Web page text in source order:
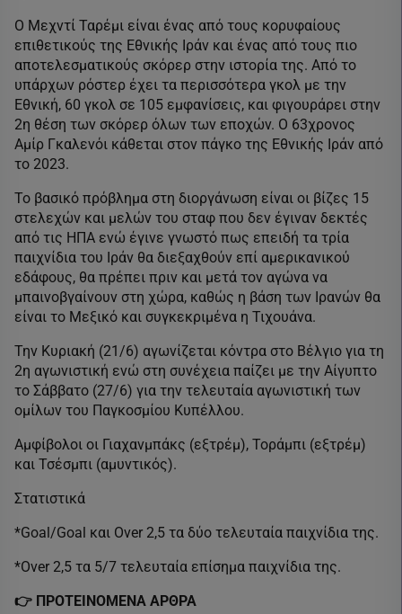
Ο Μεχντί Ταρέμι είναι ένας από τους κορυφαίους
επιθετικούς της Εθνικής Ιράν και ένας από τους πιο
αποτελεσματικούς σκόρερ στην ιστορία της. Από το
υπάρχων ρόστερ έχει τα περισσότερα γκολ με την
Εθνική, 60 γκολ σε 105 εμφανίσεις, και φιγουράρει στην
2η θέση των σκόρερ όλων των εποχών. Ο 63χρονος
Αμίρ Γκαλενόι κάθεται στον πάγκο της Εθνικής Ιράν από
το 2023.
Το βασικό πρόβλημα στη διοργάνωση είναι οι βίζες 15
στελεχών και μελών του σταφ που δεν έγιναν δεκτές
από τις ΗΠΑ ενώ έγινε γνωστό πως επειδή τα τρία
παιχνίδια του Ιράν θα διεξαχθούν επί αμερικανικού
εδάφους, θα πρέπει πριν και μετά τον αγώνα να
μπαινοβγαίνουν στη χώρα, καθώς η βάση των Ιρανών θα
είναι το Μεξικό και συγκεκριμένα η Τιχουάνα.
Την Κυριακή (21/6) αγωνίζεται κόντρα στο Βέλγιο για τη
2η αγωνιστική ενώ στη συνέχεια παίζει με την Αίγυπτο
το Σάββατο (27/6) για την τελευταία αγωνιστική των
ομίλων του Παγκοσμίου Κυπέλλου.
Αμφίβολοι οι Γιαχανμπάκς (εξτρέμ), Τοράμπι (εξτρέμ)
και Τσέσμπι (αμυντικός).
Στατιστικά
*Goal/Goal και Over 2,5 τα δύο τελευταία παιχνίδια της.
*Over 2,5 τα 5/7 τελευταία επίσημα παιχνίδια της.
👉️ ΠΡΟΤΕΙΝΟΜΕΝΑ ΑΡΘΡΑ